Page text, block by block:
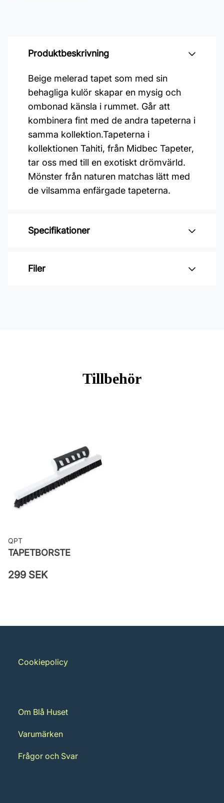
Produktbeskrivning
Beige melerad tapet som med sin
behagliga kulör skapar en mysig och
ombonad känsla i rummet. Går att
kombinera fint med de andra tapeterna i
samma kollektion.Tapeterna i
kollektionen Tahiti, från Midbec Tapeter,
tar oss med till en exotiskt drömvärld.
Mönster från naturen matchas lätt med
de vilsamma enfärgade tapeterna.
Specifikationer
Varumärke: Midbec Tapeter
Mönsterrepetition: 53 cm
woven
Applicering av lim: Lim strykes på
väggen
Leverantörens artikelnummer:
Filer
Tillbehör
QPT
TAPETBORSTE
299 SEK
Cookiepolicy
Om Blå Huset
Varumärken
Frågor och Svar